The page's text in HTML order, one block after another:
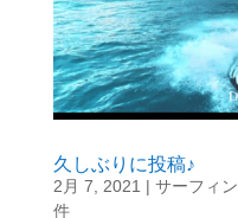
久しぶりに投稿♪
2月 7, 2021 | サーフィン
件